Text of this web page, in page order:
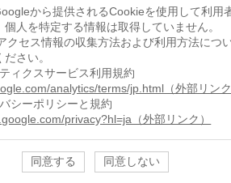
から提供されるCookieを使用して利用
人を特定する情報は取得していません。
クセス情報の収集方法および利用方法につ
さい。
ィクスサービス利用規約
analytics/terms/jp.html（外部リン
シーポリシーと規約
privacy?hl=ja（外部リンク）
同意する 同意しない